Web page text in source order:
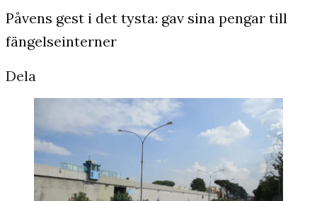
Påvens gest i det tysta: gav sina pengar till
fängelseinterner
Dela